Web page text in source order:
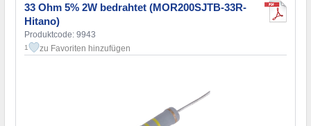
33 Ohm 5% 2W bedrahtet (MOR200SJTB-33R-
Hitano)
Produktcode: 9943
1 zu Favoriten hinzufügen